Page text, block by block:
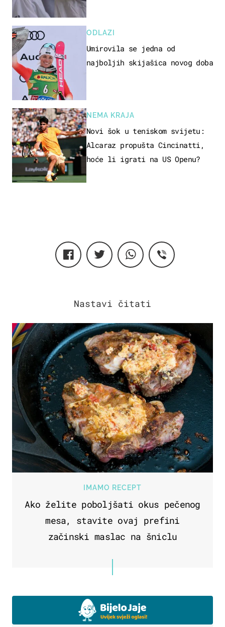
ODLAZI
Umirovila se jedna od
najboljih skijašica novog doba
NEMA KRAJA
Novi šok u teniskom svijetu:
Alcaraz propušta Cincinatti,
hoće li igrati na US Openu?
IMAMO RECEPT
Ako želite poboljšati okus pečenog
mesa, stavite ovaj prefini
začinski maslac na šniclu